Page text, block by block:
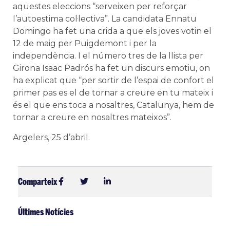
aquestes eleccions “serveixen per reforçar
l’autoestima col·lectiva”. La candidata Ennatu
Domingo ha fet una crida a que els joves votin el
12 de maig per Puigdemont i per la
independència. I el número tres de la llista per
Girona Isaac Padrós ha fet un discurs emotiu, on
ha explicat que “per sortir de l’espai de confort el
primer pas es el de tornar a creure en tu mateix i
és el que ens toca a nosaltres, Catalunya, hem de
tornar a creure en nosaltres mateixos”.
Argelers, 25 d’abril.
Comparteix
Últimes Notícies